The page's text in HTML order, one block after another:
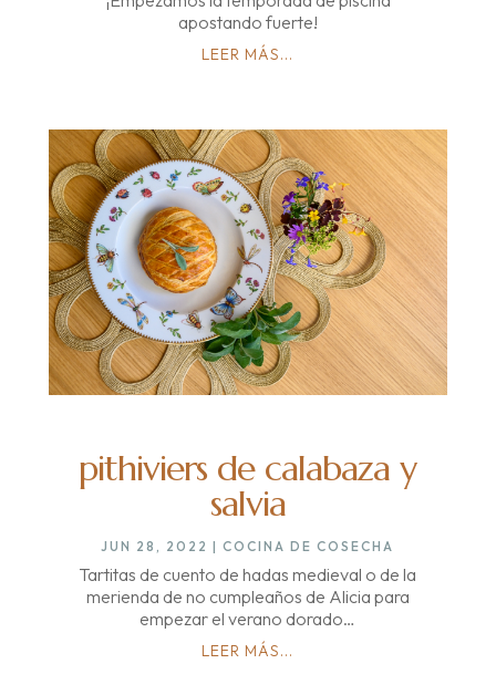
apostando fuerte!
LEER MÁS...
pithiviers de calabaza y
salvia
JUN 28, 2022 |COCINA DE COSECHA
Tartitas de cuento de hadas medieval o de la
merienda de no cumpleaños de Alicia para
empezar el verano dorado…
LEER MÁS...